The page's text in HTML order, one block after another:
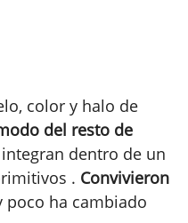
color y halo de
del resto de
dentro de un
. Convivieron
poco ha cambiado